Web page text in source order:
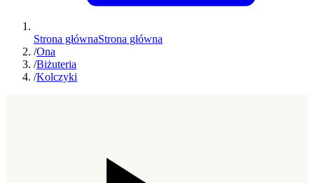
Strona głównaStrona główna
/Ona
/Biżuteria
/Kolczyki